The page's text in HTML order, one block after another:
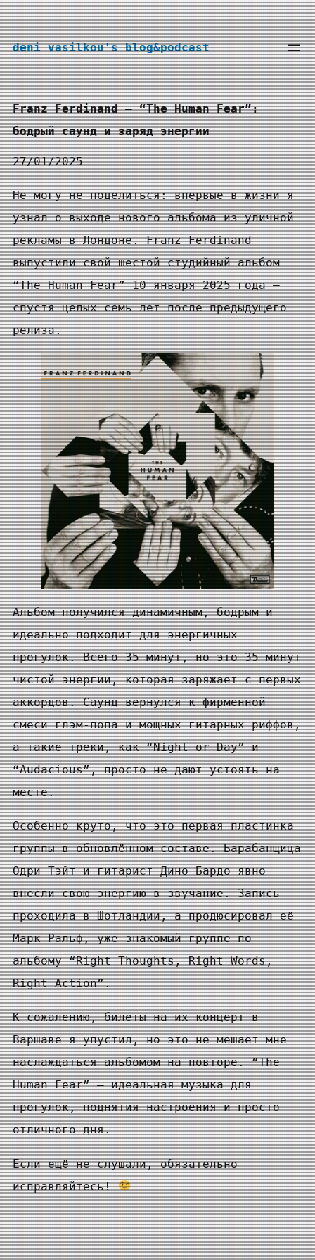
Перейти
к
содержимому
deni vasilkou's blog&podcast
Franz Ferdinand – “The Human Fear”:
бодрый саунд и заряд энергии
27/01/2025
Не могу не поделиться: впервые в жизни я
узнал о выходе нового альбома из уличной
рекламы в Лондоне. Franz Ferdinand
выпустили свой шестой студийный альбом
“The Human Fear” 10 января 2025 года —
спустя целых семь лет после предыдущего
релиза.
Альбом получился динамичным, бодрым и
идеально подходит для энергичных
прогулок. Всего 35 минут, но это 35 минут
чистой энергии, которая заряжает с первых
аккордов. Саунд вернулся к фирменной
смеси глэм-попа и мощных гитарных риффов,
а такие треки, как “Night or Day” и
“Audacious”, просто не дают устоять на
месте.
Особенно круто, что это первая пластинка
группы в обновлённом составе. Барабанщица
Одри Тэйт и гитарист Дино Бардо явно
внесли свою энергию в звучание. Запись
проходила в Шотландии, а продюсировал её
Марк Ральф, уже знакомый группе по
альбому “Right Thoughts, Right Words,
Right Action”.
К сожалению, билеты на их концерт в
Варшаве я упустил, но это не мешает мне
наслаждаться альбомом на повторе. “The
Human Fear” — идеальная музыка для
прогулок, поднятия настроения и просто
отличного дня.
Если ещё не слушали, обязательно
исправляйтесь!